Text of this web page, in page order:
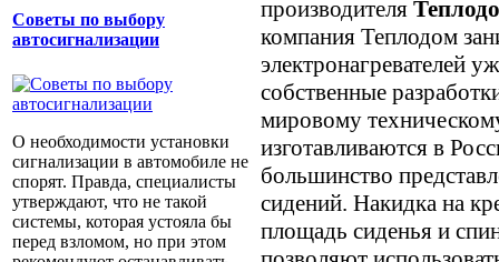
Советы по выбору
автосигнализации
О необходимости установки
сигнализации в автомобиле не
спорят. Правда, специалисты
утверждают, что не такой
системы, которая устояла бы
перед взломом, но при этом
производителя
компания Теплодом
электронагревателей
собственные
мировому
изготавливаются в
большинство
сидений. Накидка на
площадь сиденья и